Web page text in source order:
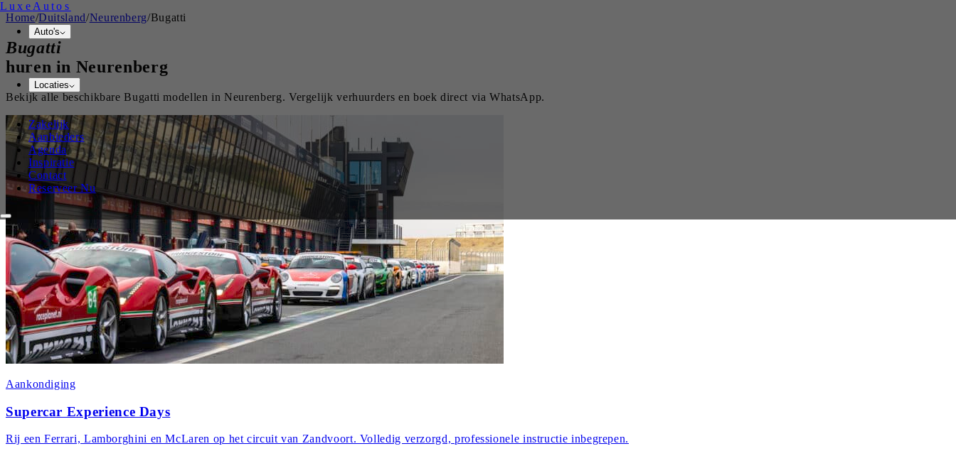
Luxe Autos
Auto's
Locaties
Zakelijk
Aanbieders
Agenda
Inspiratie
Contact
Reserveer Nu
Home/Duitsland/Neurenberg/Bugatti
Bugatti
huren in Neurenberg
Bekijk alle beschikbareBugatti modellen inNeurenberg. Vergelijk verhuurders en boek direct via WhatsApp.
Aankondiging
Supercar Experience Days
Rij een Ferrari, Lamborghini en McLaren op het circuit van Zandvoort. Volledig verzorgd, professionele instructie inbegrepen.